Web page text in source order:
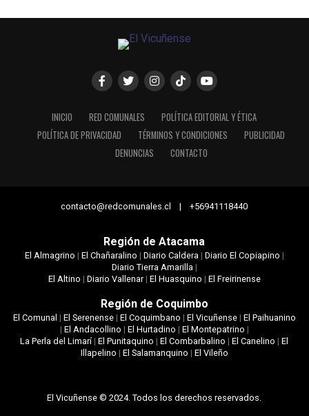
INICIO RED COMUNALES
POLÍTICA EDITORIAL Y ÉTICA
POLÍTICA DE PRIVACIDAD
TÉRMINOS Y CONDICIONES
PUBLICIDAD
DENUNCIAS
CONTACTO
contacto@redcomunales.cl | +56941118440
Región de Atacama
El Almagrino | El Chañaralino | Diario Caldera| Diario El Copiapino |
Diario Tierra Amarilla|
El Altino | Diario Vallenar| El Huasquino | El Freirinense
Región de Coquimbo
El Comunal | El Serenense| El Coquimbano | El Vicuñense| El Paihuanino
| El Andacollino | El Hurtadino | El Montepatrino |
La Perla del Limarí|El Punitaquino |El Combarbalino |El Canelino |El
Illapelino | El Salamanquino | El Vileño
El Vicuñense © 2024. Todos los derechos reservados.